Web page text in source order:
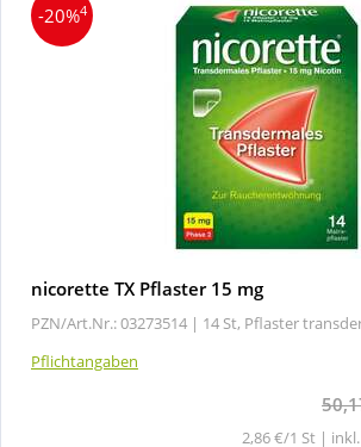
-20%4
nicorette TX Pflaster 15 mg
PZN/Art.Nr.: 03273514 | 14 St, Pflaster
Pflichtangaben
2,86 €/1 St |